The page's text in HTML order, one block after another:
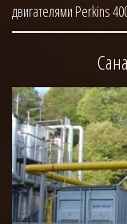
двигателями Perkins